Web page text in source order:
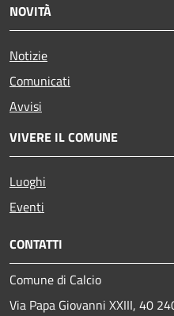
NOVITÀ
Notizie
Comunicati
Avvisi
VIVERE IL COMUNE
Luoghi
Eventi
CONTATTI
Comune di Calcio
Via Papa Giovanni XXIII, 40